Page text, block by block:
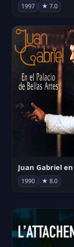
1997 ★ 7.0
1990 ★ 8.0